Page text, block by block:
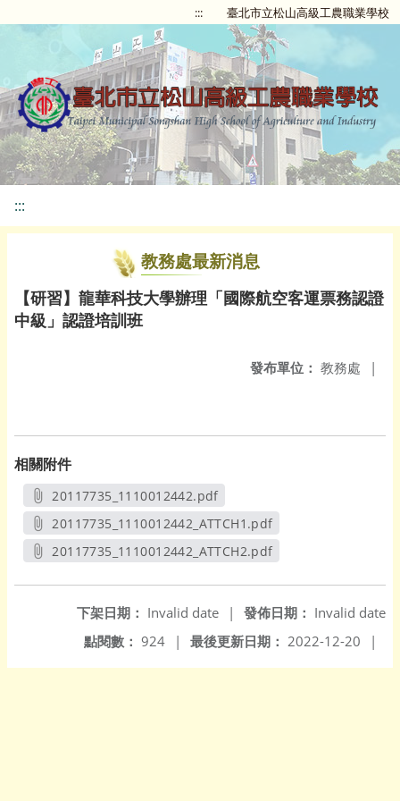
::: 臺北市立松山高級工農職業學校
:::
教務處最新消息
【研習】龍華科技大學辦理「國際航空客運票務認證
中級」認證培訓班
發布單位： 教務處 |
相關附件
20117735_1110012442.pdf
另開新視窗
20117735_1110012442_ATTCH1.pdf
另開新視窗
20117735_1110012442_ATTCH2.pdf
發佈日期： Invalid date
下架日期： Invalid date
|
最後更新日期： 2022-12-20 |
點閱數： 924 |